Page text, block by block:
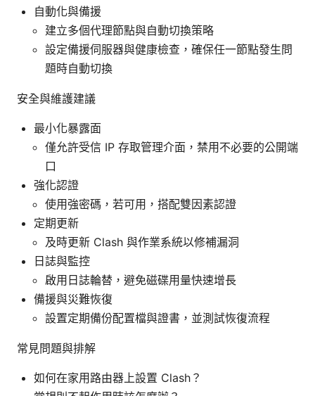
自動化與備援
建立多個代理節點與自動切換策略
設定備援伺服器與健康檢查，確保任一節點發生問
題時自動切換
安全與維護建議
最小化暴露面
僅允許受信 IP 存取管理介面，禁用不必要的公開端
口
強化認證
使用強密碼，若可用，搭配雙因素認證
定期更新
及時更新 Clash 與作業系統以修補漏洞
日誌與監控
啟用日誌輪替，避免磁碟用量快速增長
備援與災難恢復
設置定期備份配置檔與證書，並測試恢復流程
常見問題與排解
如何在家用路由器上設置 Clash？